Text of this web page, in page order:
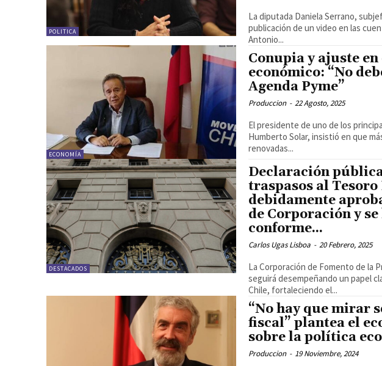
POLITICA
La diputada Daniela Serrano,
publicación de un video en las
Antonio...
ECONOMÍA
Conupia y ajuste
económico: “No
Agenda Pyme”
Produccion - 22 Agosto, 2025
El presidente de uno de los
Humberto Solar, insistió en que
renovadas...
DESTACADOS
Declaración
traspasos al
debidamente
de Corporación y
conforme...
Carlos Ugas Lisboa - 20 Febrero, 2025
La Corporación de Fomento de la
seguirá desempeñando un papel
Chile, fortaleciendo el...
“No hay que mirar
fiscal” plantea el
sobre la política
Produccion - 19 Noviembre, 2024